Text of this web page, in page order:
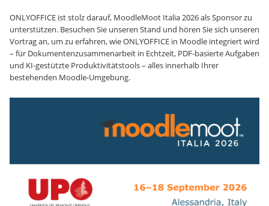
ONLYOFFICE ist stolz darauf, MoodleMoot Italia 2026 als Sponsor zu
unterstützen. Besuchen Sie unseren Stand und hören Sie sich unseren
Vortrag an, um zu erfahren, wie ONLYOFFICE in Moodle integriert wird
– für Dokumentenzusammenarbeit in Echtzeit, PDF-basierte Aufgaben
und KI-gestützte Produktivitätstools – alles innerhalb Ihrer
bestehenden Moodle-Umgebung.